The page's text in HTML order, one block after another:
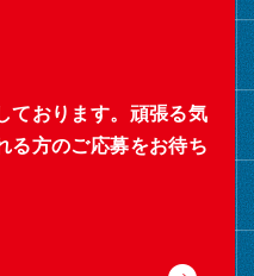
おります。頑張る気
る方のご応募をお待ち